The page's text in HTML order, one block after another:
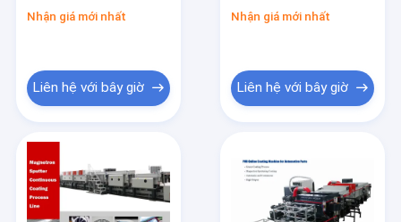
60seconds 2540 *
Nhận giá mới nhất
Liên hệ với bây giờ
Sputtering For
Nhận giá mới nhất
Liên hệ với bây giờ